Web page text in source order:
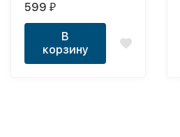
32 серии)
599 ₽
В
корзину